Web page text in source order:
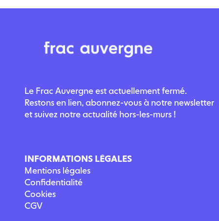
Le Frac Auvergne est actuellement fermé.
Restons en lien, abonnez-vous à notre newsletter
et suivez notre actualité hors-les-murs !
INFORMATIONS LÉGALES
Mentions légales
Confidentialité
Cookies
CGV